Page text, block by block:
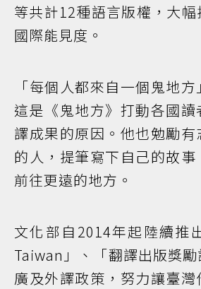
等共計12種語言版權，大
國際能見度。
「每個人都來自一個鬼地
這是《鬼地方》打動各國
譯成果的原因。他也勉勵
的人，提筆寫下自己的故
前往更遠的地方。
文化部自2014年起陸續推
Taiwan」、「翻譯出版獎
廣及外譯政策，努力讓臺